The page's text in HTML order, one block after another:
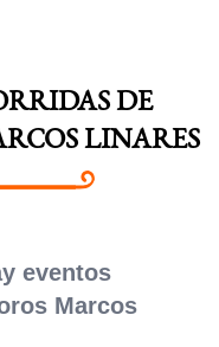
DE
LINARES
eventos
Marcos